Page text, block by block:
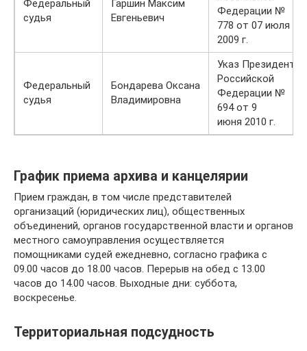
Федеральный
судья
Гаршин Максим
Евгеньевич
Федерации №
778 от 07 июля
2009 г.
Федеральный
судья
Бондарева Оксана
Владимировна
Указ Президента
Российской
Федерации №
694 от 9
июня 2010 г.
График приема архива и канцелярии
Прием граждан, в том числе представителей
организаций (юридических лиц), общественных
объединений, органов государственной власти и органов
местного самоуправления осуществляется
помощниками судей ежедневно, согласно графика с
09.00 часов до 18.00 часов. Перерыв на обед с 13.00
часов до 14.00 часов. Выходные дни: суббота,
воскресенье.
Территориальная подсудность